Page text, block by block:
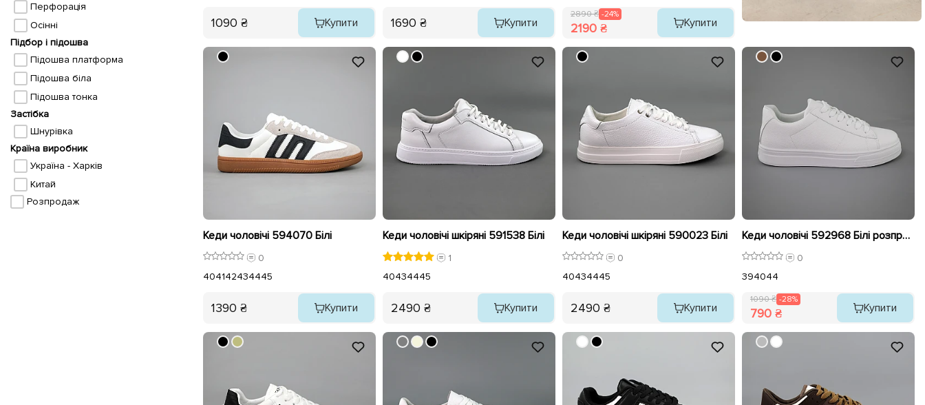
Перфорація
Осінні
Підбор і підошва
Підошва платформа
Підошва біла
Підошва тонка
Застібка
Шнурівка
Країна виробник
Україна - Харків
Китай
Розпродаж
1090 ₴ Купити 1690 ₴ Купити
2890 ₴ -24%
2190 ₴ Купити
Кеди чоловічі 594070 Білі
0
404142434445
1390 ₴ Купити
Кеди чоловічі шкіряні 591538 Білі
1
40434445
2490 ₴ Купити
Кеди чоловічі шкіряні 590023 Білі
0
40434445
2490 ₴ Купити
Кеди чоловічі 592968 Білі розпродаж
0
394044
1090 ₴ -28%
790 ₴ Купити